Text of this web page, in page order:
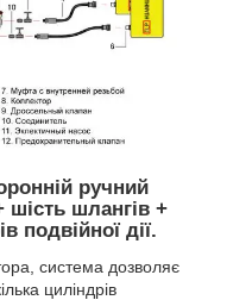
ручний
шість шлангів +
подвійної дії.
система дозволяє
циліндрів